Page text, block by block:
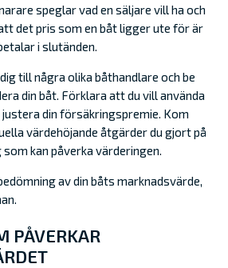
speglar vad en säljare vill ha och
det pris som en båt ligger ute för är
i slutänden.
till några olika båthandlare och be
din båt. Förklara att du vill använda
din försäkringspremie. Kom
värdehöjande åtgärder du gjort på
kan påverka värderingen.
av din båts marknadsvärde,
PÅVERKAR